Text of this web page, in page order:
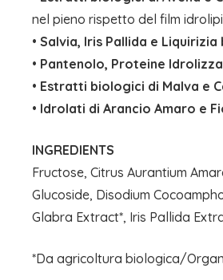
nel pieno rispetto del film
• Salvia, Iris Pallida e
• Pantenolo, Proteine
• Estratti biologici di Malva e
• Idrolati di Arancio Amaro e
INGREDIENTS
Fructose, Citrus Aurantium
Glucoside, Disodium
Glabra Extract*, Iris Pallida
*Da agricoltura biologica/